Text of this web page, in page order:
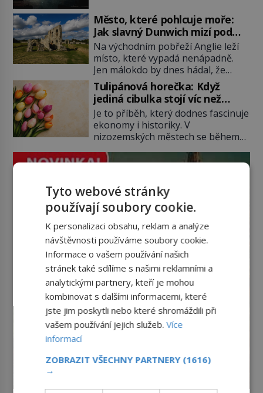
dávno před vámi. Říká se jim
bioindikátory […]
představit, jaká požární rizika
skrýval Istanbul časů minulých. Jak
čelilo město v minulosti potenciální
ohnivé katastrofě a proč jsou zde
stále tolik obávány měsíce
smaženého lilku? První hasičský
sbor se v Istanbulu objevuje v roce
1714 a […]
Město, které pohlcuje moře:
Jak slavný Dunwich mizí pod
hladinou
Na východním pobřeží Anglie leží
místo, které vypadá nenápadně.
Jen málokdo by dnes hádal, že
právě zde kdysi stojí jeden z
nejvýznamnějších anglických
přístavů. Středověký Dunwich
soupeří svým významem s
Londýnem, pyšní se kostely,
kláštery i rušnými tržišti. Pak se ale
příroda obrátí proti němu. Bouře,
mořská eroze a postupující pobřeží
Tulipánová horečka: Když
jediná cibulka stojí víc než
honosný dům
Je to příběh, který dodnes fascinuje
ekonomy i historiky. V
nizozemských městech se během
tulipánu mění v jednu z nejdražších
za částky, které odpovídají ceně
luxusních domů, věří v nekonečný
růst a bohatství na dosah ruky. Pak
ale přijde únor roku 1637 a sen o
[…]
Tyto webové stránky
používají soubory cookie.
K personalizaci obsahu, reklam a analýze
návštěvnosti používáme soubory cookie.
Informace o vašem používání našich
stránek také sdílíme s našimi reklamními a
analytickými partnery, kteří je mohou
kombinovat s dalšími informacemi, které
jste jim poskytli nebo které shromáždili při
vašem používání jejich služeb.Více
informací
ZOBRAZIT VŠECHNY PARTNERY (1616)
→